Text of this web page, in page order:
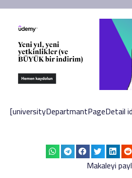
[universityDepartmantPageDetail
Makaleyi